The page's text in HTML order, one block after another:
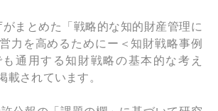
まとめた「戦略的な知的財産管理に
力を高めるためにー＜知財戦略事例
通用する知財戦略の基本的な考え
載されています。